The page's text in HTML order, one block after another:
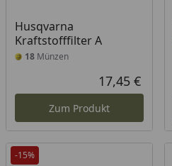
Husqvarna
Kraftstofffilter A
18 Münzen
17,45 €
Zum Produkt
-15%